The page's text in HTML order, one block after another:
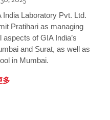
Laboratory Pvt. Ltd.
Pratihari as managing
of GIA India’s
and Surat, as well as
in Mumbai.
多